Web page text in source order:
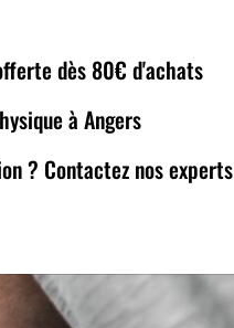
dès 80€ d'achats
à Angers
? Contactez nos experts